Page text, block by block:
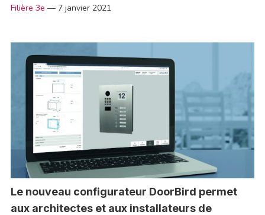
Filière 3e — 7 janvier 2021
Le nouveau configurateur DoorBird permet
aux architectes et aux installateurs de